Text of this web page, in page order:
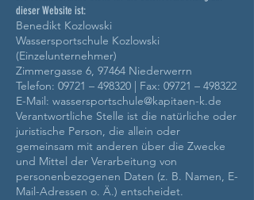
dieser Website ist:
Benedikt Kozlowski
Wassersportschule Kozlowski
(Einzelunternehmer)
Zimmergasse 6, 97464 Niederwerrn
Telefon: 09721 – 498320 | Fax: 09721 – 498322
E-Mail: wassersportschule@kapitaen-k.de
Verantwortliche Stelle ist die natürliche oder
juristische Person, die allein oder
gemeinsam mit anderen über die Zwecke
und Mittel der Verarbeitung von
personenbezogenen Daten (z. B. Namen, E-
Mail-Adressen o. Ä.) entscheidet.